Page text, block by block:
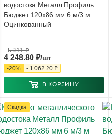
водостока Металл Профиль
Бюджет 120x86 мм 6 м/3 м
Оцинкованный
4 248.80 ₽/шт
5 311₽
-20% - 1 062.20 ₽
В КОРЗИНУ
Скидка